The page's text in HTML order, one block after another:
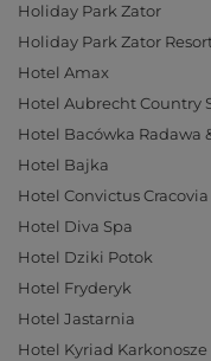
Holiday Park Zator
Holiday Park Zator
Hotel Amax
Hotel Aubrecht Country
Hotel Bacówka Radawa
Hotel Bajka
Hotel Convictus Cracovia
Hotel Diva Spa
Hotel Dziki Potok
Hotel Fryderyk
Hotel Jastarnia
Hotel Kyriad Karkonosze